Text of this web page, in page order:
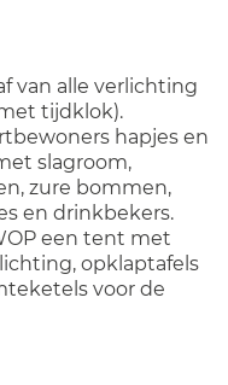
van alle verlichting
tijdklok).
hapjes en
slagroom,
zure bommen,
en drinkbekers.
een tent met
opklaptafels
voor de